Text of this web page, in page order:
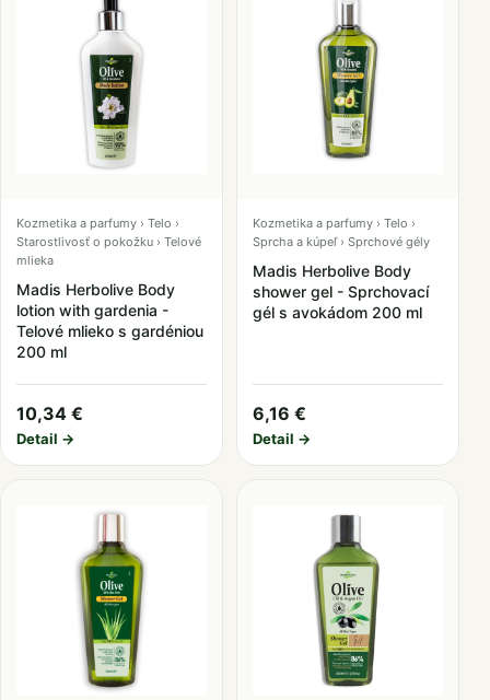
Kozmetika a parfumy › Telo ›
Starostlivosť o pokožku › Telové
mlieka
Madis Herbolive Body
lotion with gardenia -
Telové mlieko s gardéniou
200 ml
10,34 €
Detail →
Kozmetika a parfumy › Telo ›
Sprcha a kúpeľ › Sprchové gély
Madis Herbolive Body
shower gel - Sprchovací
gél s avokádom 200 ml
6,16 €
Detail →